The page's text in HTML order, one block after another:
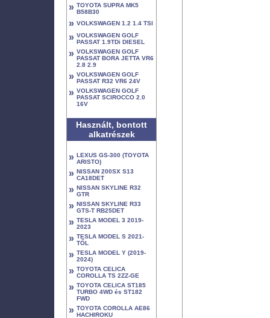
» TOYOTA SUPRA MK5
B58B30
» VOLKSWAGEN 1.2 1.4 TSI
» VOLKSWAGEN GOLF
PASSAT 1.9TDi DIESEL
» VOLKSWAGEN GOLF
PASSAT BORA JETTA VR6
2.8 2.9
» VOLKSWAGEN GOLF
PASSAT R32 VR6 24V
» VOLKSWAGEN GOLF
PASSAT SCIROCCO 2.0
16V
Használt, bontott
alkatrészek
» LEXUS GS-300 (TOYOTA
ARISTO)
» NISSAN 200SX S13
CA18DET
» NISSAN SKYLINE R32
GTR
» NISSAN SKYLINE R33
GTS-T RB25DET
» TESLA MODEL 3 2019-
2023
» TESLA MODEL S 2021-
TŐL
» TESLA MODEL Y (2019-
2024)
» TOYOTA CELICA
COROLLA TS 2ZZ-GE
» TOYOTA CELICA ST185
TURBO 4WD és ST182
FWD
» TOYOTA COROLLA AE86
HACHIROKU